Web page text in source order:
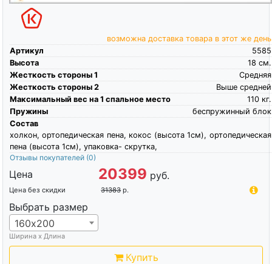
возможна доставка товара в этот же день
Артикул
5585
Высота
см.
18
Жесткость стороны 1
Средняя
Жесткость стороны 2
Выше средней
Максимальный вес на 1 спальное место
кг.
110
Пружины
беспружинный блок
Состав
холкон, ортопедическая пена, кокос (высота 1см), ортопедическая
пена (высота 1см), упаковка- скрутка,
Отзывы покупателей (0)
Цена 20399 руб.
Цена без скидки 31383 р.
Выбрать размер
160х200
Ширина х Длина
Купить